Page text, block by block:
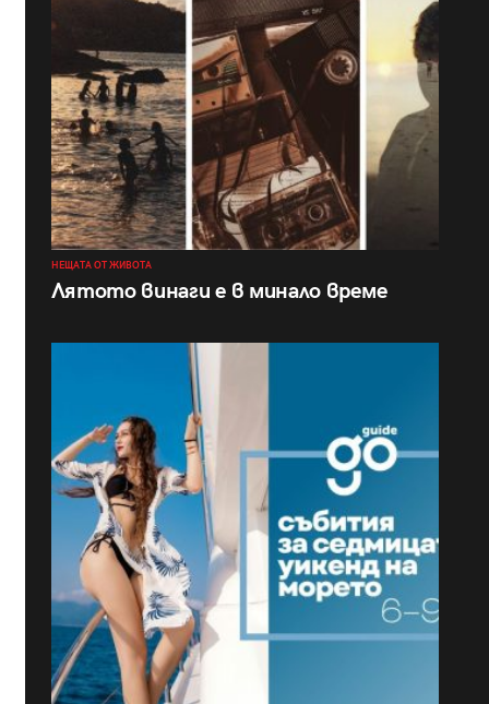
НЕЩАТА ОТ ЖИВОТА
Лятото винаги е в минало време